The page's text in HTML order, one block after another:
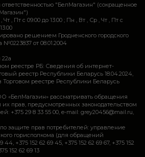
"БелМагазин" (сокращенное
, Пт c 09:00 до 13:00 ; Пн , Вт , Ср , Чт , Пт c
решением Гродненского городского
от 08.01.2004
реестре РБ: Сведения об интернет-
реестр Республики Беларусь 18.04.2024,
реестре Республики Беларусь
«БелМагазин» рассматривать обращения
прав, предусмотренных законодательством
+375 29 8 33 55 00, e-mail: grey20456@mail.ru,
защите прав потребителей: управление
горисполкома (для обращений
44, +375 152 62 69 45, +375 152 62 69 67, +375 152
152 62 69 13